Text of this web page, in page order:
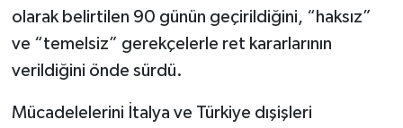
olarak belirtilen 90 günün geçirildiğini, “haksız”
ve “temelsiz” gerekçelerle ret kararlarının
verildiğini önde sürdü.
Mücadelelerini İtalya ve Türkiye dışişleri